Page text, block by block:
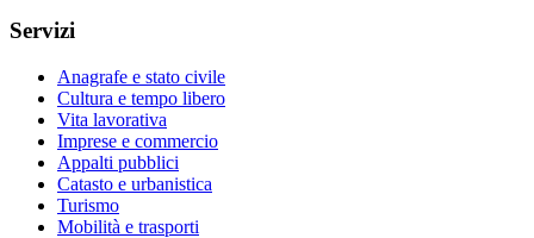
Servizi
Anagrafe e stato civile
Cultura e tempo libero
Vita lavorativa
Imprese e commercio
Appalti pubblici
Catasto e urbanistica
Turismo
Mobilità e trasporti